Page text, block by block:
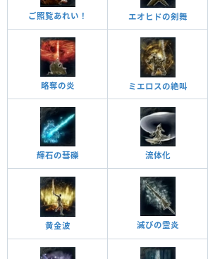
ご照覧あれい！ エオヒドの剣舞
略奪の炎 ミエロスの絶叫
輝石の彗礫 流体化
黄金波 滅びの霊炎